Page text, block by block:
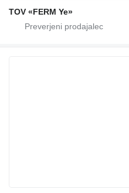
TOV «FERM Ye»